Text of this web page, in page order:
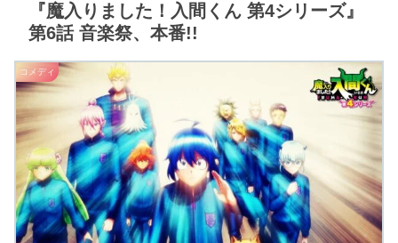
『魔入りました！入間くん 第4シリーズ』
第6話 音楽祭、本番!!
コメディ